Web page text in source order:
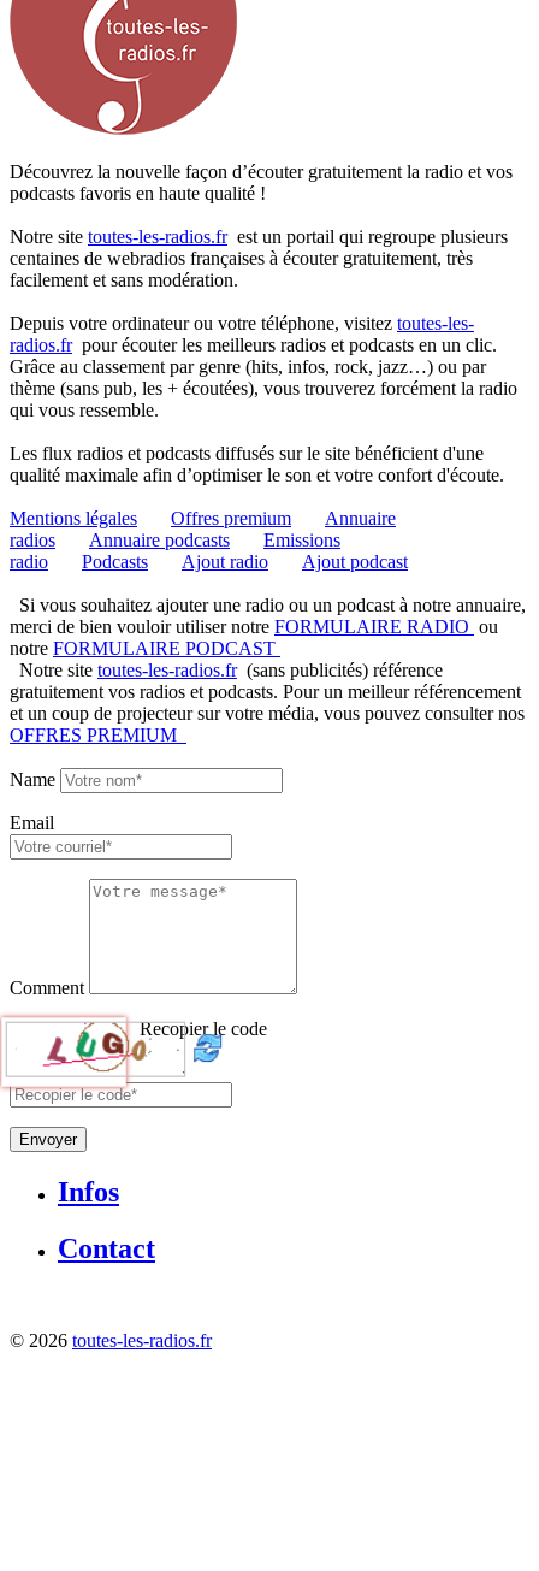
Découvrez la nouvelle façon d’écouter gratuitement la radio et vos
podcasts favoris en haute qualité !
Notre site toutes-les-radios.frest un portail qui regroupe plusieurs
centaines de webradios françaises à écouter gratuitement, très
facilement et sans modération.
Depuis votre ordinateur ou votre téléphone, visitez toutes-les-
radios.frpour écouter les meilleurs radios et podcasts en un clic.
Grâce au classement par genre (hits, infos, rock, jazz…) ou par
thème (sans pub, les + écoutées), vous trouverez forcément la radio
qui vous ressemble.
Les flux radios et podcasts diffusés sur le site bénéficient d'une
qualité maximale afin d’optimiser le son et votre confort d'écoute.
Mentions légales Offres premium
Annuaire
radios
Annuaire podcasts
Emissions
radio
Podcasts Ajout radio Ajout podcast
Si vous souhaitez ajouter une radio ou un podcast à notre annuaire,
merci de bien vouloir utiliser notre FORMULAIRE RADIO ou
notre FORMULAIRE PODCAST
Notre site toutes-les-radios.fr(sans publicités) référence
gratuitement vos radios et podcasts. Pour un meilleur référencement
et un coup de projecteur sur votre média, vous pouvez consulter nos
OFFRES PREMIUM
Name
Email
Comment
Recopier le code
Envoyer
Infos
Contact
© 2026 toutes-les-radios.fr